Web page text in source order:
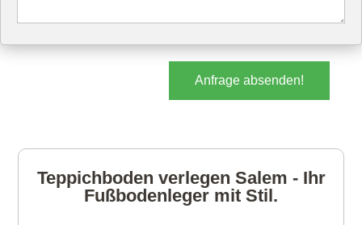
Anfrage absenden!
Teppichboden verlegen Salem - Ihr
Fußbodenleger mit Stil.